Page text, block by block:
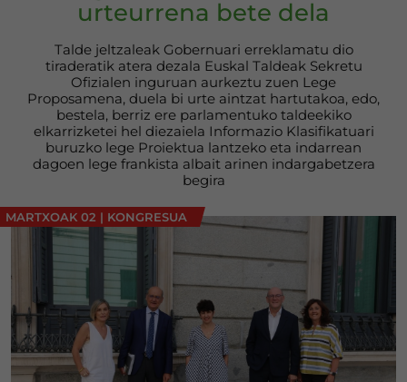
urteurrena bete dela
Talde jeltzaleak Gobernuari erreklamatu dio
tiraderatik atera dezala Euskal Taldeak Sekretu
Ofizialen inguruan aurkeztu zuen Lege
Proposamena, duela bi urte aintzat hartutakoa, edo,
bestela, berriz ere parlamentuko taldeekiko
elkarrizketei hel diezaiela Informazio Klasifikatuari
buruzko lege Proiektua lantzeko eta indarrean
dagoen lege frankista albait arinen indargabetzera
begira
MARTXOAK 02 | KONGRESUA